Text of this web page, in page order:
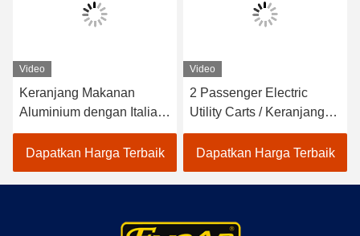
Video
Keranjang Makanan
Aluminium dengan Italia
Graziano Axle 3.7KW CE
Dapatkan Harga Terbaik
Video
2 Passenger Electric
Utility Carts / Keranjang
Makanan Listrik Dengan
Baterai Trojan 48v
Dapatkan Harga Terbaik